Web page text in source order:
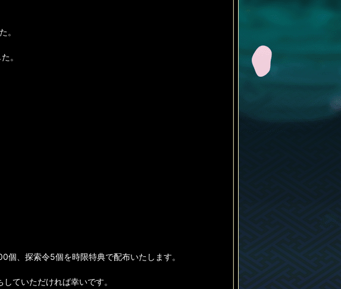
。
。
、探索令5個を時限特典で配布いたします。
ていただければ幸いです。